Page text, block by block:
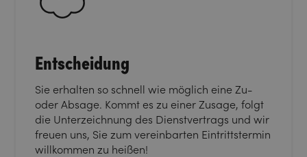
Entscheidung
Sie erhalten so schnell wie möglich eine Zu-
oder Absage. Kommt es zu einer Zusage, folgt
die Unterzeichnung des Dienstvertrags und wir
freuen uns, Sie zum vereinbarten Eintrittstermin
willkommen zu heißen!